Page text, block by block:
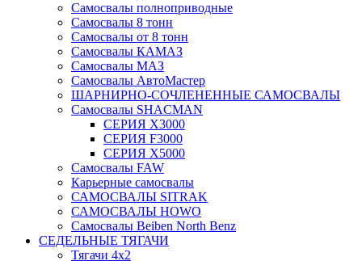
Самосвалы полноприводные
Самосвалы 8 тонн
Самосвалы от 8 тонн
Самосвалы КАМАЗ
Самосвалы МАЗ
Самосвалы АвтоМастер
ШАРНИРНО-СОЧЛЕНЕННЫЕ САМОСВАЛЫ
Самосвалы SHACMAN
СЕРИЯ X3000
СЕРИЯ F3000
СЕРИЯ Х5000
Самосвалы FAW
Карьерные самосвалы
САМОСВАЛЫ SITRAK
САМОСВАЛЫ HOWO
Самосвалы Beiben North Benz
СЕДЕЛЬНЫЕ ТЯГАЧИ
Тягачи 4x2